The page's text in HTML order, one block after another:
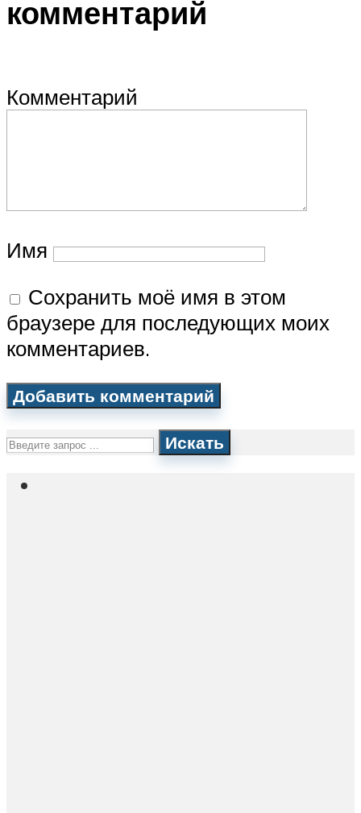
комментарий
Комментарий
Имя
Сохранить моё имя в этом
браузере для последующих моих
комментариев.
Искать